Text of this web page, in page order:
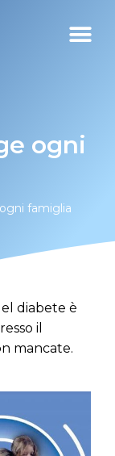
ogni
famiglia
diabete è
il
mancate.